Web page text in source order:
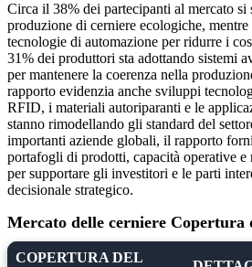
Circa il 38% dei partecipanti al mercato si
produzione di cerniere ecologiche,
tecnologie di automazione per ridurre i
31% dei produttori sta adottando sistemi
per mantenere la coerenza nella
rapporto evidenzia anche sviluppi
RFID, i materiali autoriparanti e le
stanno rimodellando gli standard del
importanti aziende globali, il rapporto
portafogli di prodotti, capacità operative
per supportare gli investitori e le parti
decisionale strategico.
Mercato delle cerniere Copertura
COPERTURA DEL